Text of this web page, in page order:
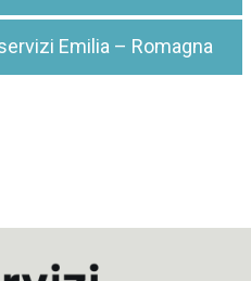
Emilia – Romagna